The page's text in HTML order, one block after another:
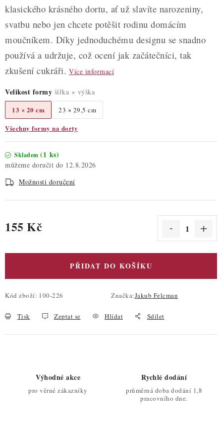
klasického krásného dortu, ať už slavíte narozeniny,
svatbu nebo jen chcete potěšit rodinu domácím
moučníkem. Díky jednoduchému designu se snadno
používá a udržuje, což ocení jak začátečníci, tak
zkušení cukráři. Více informací
Velikost formy šířka × výška
13 × 20 cm
23 × 29,5 cm
Všechny formy na dorty
Skladem (1 ks)
12.8.2026
Možnosti doručení
155 Kč
PŘIDAT DO KOŠÍKU
Kód zboží: 100-226 Značka:Jakub Felcman
Tisk Zeptat se Hlídat Sdílet
Výhodné akce
pro věrné zákazníky
Rychlé dodání
průměrná doba dodání 1,8
pracovního dne.